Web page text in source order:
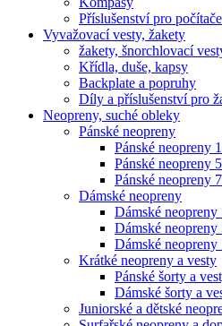
Příslušenství pro
Vyvažovací vesty, žakety
žakety, šnorchlovací
Křídla, duše, kapsy
Backplate a popruhy
Díly a příslušenství pro
Neopreny, suché obleky
Pánské neopreny
Pánské neopreny
Pánské neopreny
Pánské neopreny
Dámské neopreny
Dámské neopreny
Dámské neopreny
Dámské neopreny
Krátké neopreny a vesty
Pánské šorty a
Dámské šorty a
Juniorské a dětské